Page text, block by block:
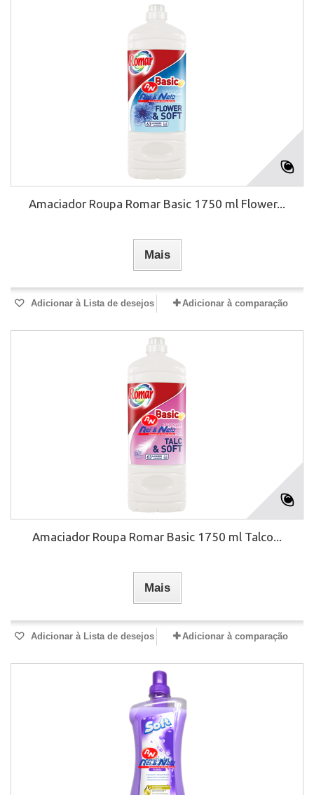
Amaciador Roupa Romar Basic 1750 ml Flower...
Mais
Adicionar à Lista de desejos Adicionar à comparação
Amaciador Roupa Romar Basic 1750 ml Talco...
Mais
Adicionar à Lista de desejos Adicionar à comparação